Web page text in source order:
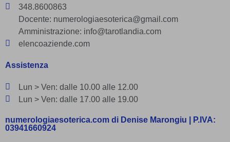
348.8600863
Docente: numerologiaesoterica@gmail.com
Amministrazione: info@tarotlandia.com
elencoaziende.com
Assistenza
Lun > Ven: dalle 10.00 alle 12.00
Lun > Ven: dalle 17.00 alle 19.00
numerologiaesoterica.com di Denise Marongiu | P.IVA:
03941660924